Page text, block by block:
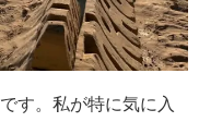
す。私が特に気に入